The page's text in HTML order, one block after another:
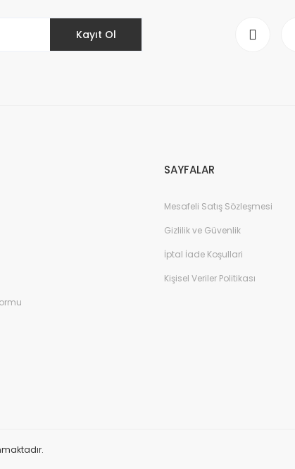
Kayıt Ol
SAYFALAR
Mesafeli Satış Sözleşmesi
Gizlilik ve Güvenlik
İptal İade Koşullari
Kişisel Veriler Politikası